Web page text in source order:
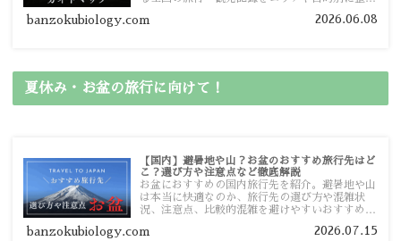
ガイドマップからスムーズに見つけていただけま
banzokubiology.com 2026.06.08
夏休み・お盆の旅行に向けて！
【国内】避暑地や山？お盆のおすすめ旅行先はど
こ？選び方や注意点など徹底解説
お盆におすすめの国内旅行先を紹介。避暑地や山
は本当に快適なのか、旅行先の選び方や混雑状
況、注意点、比較的混雑を避けやすいおすすめス
す。
banzokubiology.com 2026.07.15